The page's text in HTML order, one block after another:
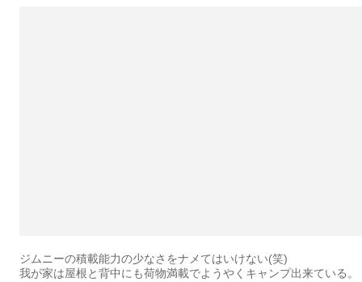
ジムニーの積載能力の少なさをナメてはいけない(笑)
我が家は屋根と背中にも荷物満載でようやくキャンプ出来ている。